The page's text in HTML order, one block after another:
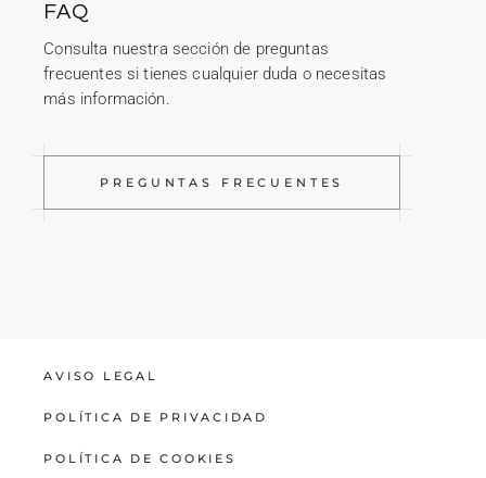
FAQ
Consulta nuestra sección de preguntas
frecuentes si tienes cualquier duda o necesitas
más información.
PREGUNTAS FRECUENTES
AVISO LEGAL
POLÍTICA DE PRIVACIDAD
POLÍTICA DE COOKIES